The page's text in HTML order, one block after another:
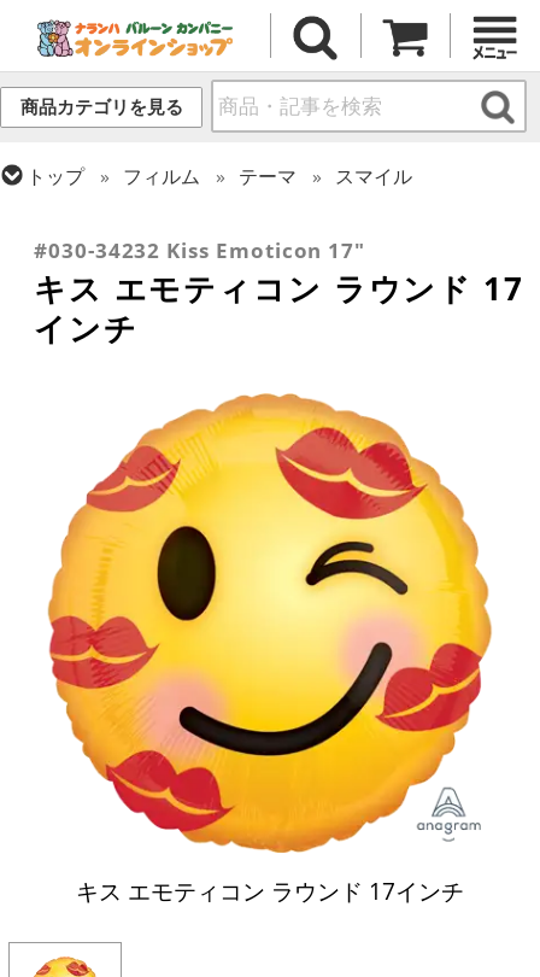
商品カテゴリを見る
トップ フィルム テーマ
スマイル
バレンタイン
#030-34232 Kiss Emoticon 17"
キス エモティコン ラウンド 17
インチ
キス エモティコン ラウンド 17インチ